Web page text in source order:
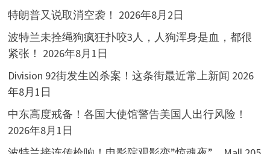
特朗普又说取消空袭！ 2026年8月2日
波特兰未拴绳狗疯狂扑咬3人，人狗浑身是血，都很
紧张！ 2026年8月1日
Division 92街发生凶杀案！这条街最近常上新闻 2026
年8月1日
中东高度戒备！各国大使馆警告美国人出行风险！
2026年8月1日